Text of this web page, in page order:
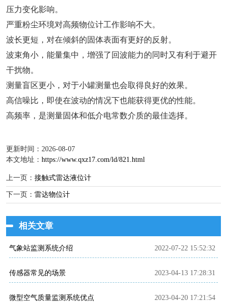
压力变化影响。
严重粉尘环境对高频物位计工作影响不大。
波长更短，对在倾斜的固体表面有更好的反射。
波束角小，能量集中，增强了回波能力的同时又有利于避开
干扰物。
测量盲区更小，对于小罐测量也会取得良好的效果。
高信噪比，即使在波动的情况下也能获得更优的性能。
高频率，是测量固体和低介电常数介质的最佳选择。
更新时间：2026-08-07
本文地址： https://www.qxz17.com/ld/821.html
上一页： 接触式雷达液位计
下一页： 雷达物位计
相关文章
气象站监测系统介绍 2022-07-22 15:52:32
传感器常见的场景 2023-04-13 17:28:31
微型空气质量监测系统优点 2023-04-20 17:21:54